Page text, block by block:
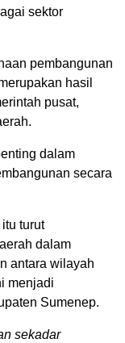
sektor
pembangunan
hasil
pusat,
dalam
secara
turut
dalam
antara wilayah
menjadi
Sumenep.
sekadar